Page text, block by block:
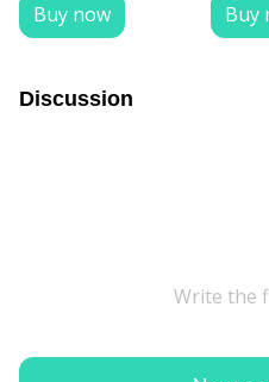
Buy now Buy
Discussion
Write the